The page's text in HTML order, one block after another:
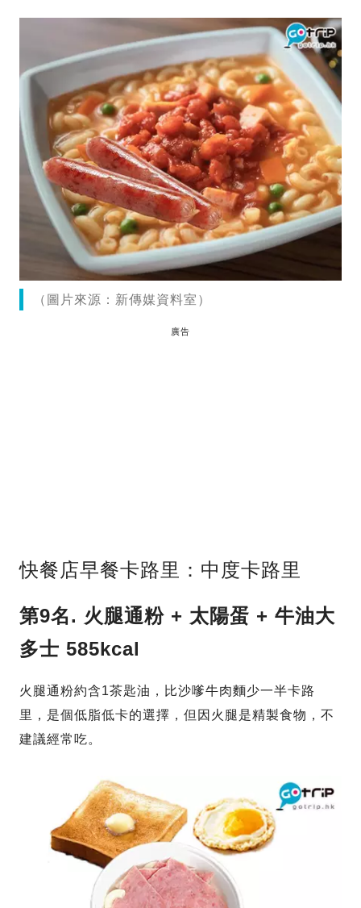
（圖片來源：新傳媒資料室）
廣告
快餐店早餐卡路里：中度卡路里
第9名. 火腿通粉 + 太陽蛋 + 牛油大
多士 585kcal
火腿通粉約含1茶匙油，比沙嗲牛肉麵少一半卡路
里，是個低脂低卡的選擇，但因火腿是精製食物，不
建議經常吃。